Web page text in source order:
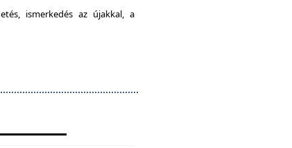
ismerkedés az újakkal, a